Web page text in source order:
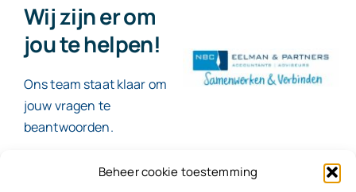
Beheer cookie toestemming
Wij zijn er om
jou te helpen!
Ons team staat klaar om
jouw vragen te
beantwoorden.
Contact